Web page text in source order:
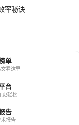
率秘诀
单
文看这里
台
更轻松
告
术报告